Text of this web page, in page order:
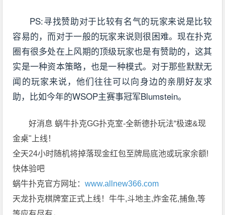
PS:寻找赞助对于比较有名气的玩家来说是比较
容易的，而对于一般的玩家来说则很困难。现在扑克
圈有很多处在上风期的顶级玩家也是有赞助的，这其
实是一种资本策略，也是一种模式。对于那些默默无
闻的玩家来说，他们往往可以向身边的亲朋好友求
助，比如今年的WSOP主赛事冠军Blumstein。
好消息 蜗牛扑克GG扑克室-全新德扑玩法“极速&现
金桌"上线！
全天24小时随机将掉落现金红包至牌局底池或玩家余额!
快体验吧
蜗牛扑克官方网址：www.allnew366.com
天龙扑克棋牌室正式上线！牛牛,斗地主,炸金花,捕鱼,等